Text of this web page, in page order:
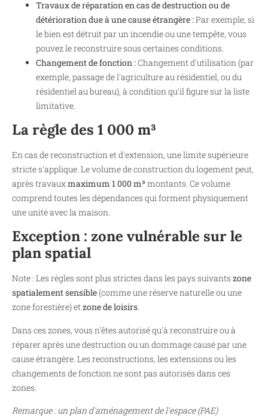
Travaux de réparation en cas de destruction ou de
détérioration due à une cause étrangère :Par exemple, si
le bien est détruit par un incendie ou une tempête, vous
pouvez le reconstruire sous certaines conditions.
Changement de fonction :Changement d'utilisation (par
exemple, passage de l'agriculture au résidentiel, ou du
résidentiel au bureau), à condition qu'il figure sur la liste
limitative.
La règle des 1 000 m³
En cas de reconstruction et d'extension, une limite supérieure
stricte s'applique. Le volume de construction du logement peut,
après travauxmaximum 1 000 m³ montants. Ce volume
comprend toutes les dépendances qui forment physiquement
une unité avec la maison.
Exception : zone vulnérable sur le
plan spatial
Note : Les règles sont plus strictes dans les pays suivants zone
spatialement sensible(comme une réserve naturelle ou une
zone forestière) etzone de loisirs.
Dans ces zones, vous n'êtes autorisé qu'à reconstruire ou à
réparer après une destruction ou un dommage causé par une
cause étrangère. Les reconstructions, les extensions ou les
changements de fonction ne sont pas autorisés dans ces
zones.
Remarque : un plan d'aménagement de l'espace (PAE)